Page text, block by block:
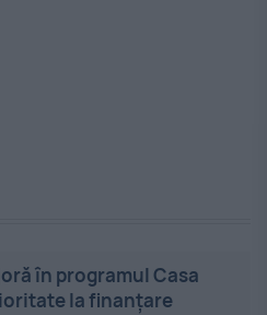
în programul Casa
la finanțare